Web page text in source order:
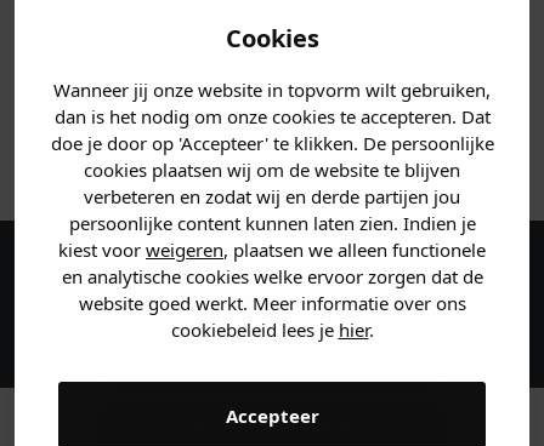
Cookies
Wanneer jij onze website in topvorm wilt gebruiken,
dan is het nodig om onze cookies te accepteren. Dat
doe je door op 'Accepteer' te klikken. De persoonlijke
cookies plaatsen wij om de website te blijven
verbeteren en zodat wij en derde partijen jou
persoonlijke content kunnen laten zien. Indien je
kiest voor weigeren, plaatsen we alleen functionele
en analytische cookies welke ervoor zorgen dat de
website goed werkt. Meer informatie over ons
cookiebeleid lees je hier.
Accepteer
MATERIAAL & WASVOORSCHRIFT
ANDERE BESTELDEN OOK
Maak een account aan en ontvang 5%
korting op je eerste bestelling!
Welke mystery
krijg jij? (Tot-30%
Vertel ons waar je naar op
zoek bent. 👇
Heren kleding
Dames kleding
Gewoon rondkijken